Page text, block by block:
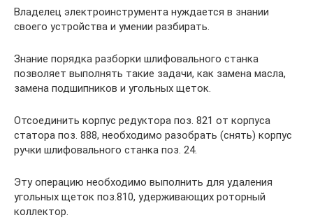
Владелец электроинструмента нуждается в знании
своего устройства и умении разбирать.
Знание порядка разборки шлифовального станка
позволяет выполнять такие задачи, как замена масла,
замена подшипников и угольных щеток.
Отсоединить корпус редуктора поз. 821 от корпуса
статора поз. 888, необходимо разобрать (снять) корпус
ручки шлифовального станка поз. 24.
Эту операцию необходимо выполнить для удаления
угольных щеток поз.810, удерживающих роторный
коллектор.